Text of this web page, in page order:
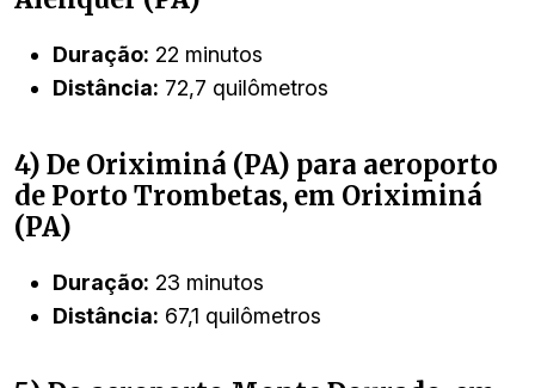
Duração: 22 minutos
Distância: 72,7 quilômetros
4) De Oriximiná (PA) para aeroporto
de Porto Trombetas, em Oriximiná
(PA)
Duração: 23 minutos
Distância: 67,1 quilômetros